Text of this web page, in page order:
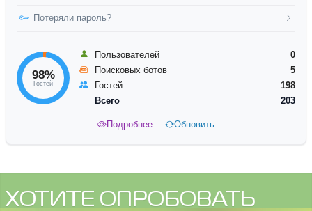
Потеряли пароль?
98%
Гостей
Пользователей
0
Поисковых ботов
5
Гостей
198
Всего
203
Подробнее Обновить
ХОТИТЕ ОПРОБОВАТЬ